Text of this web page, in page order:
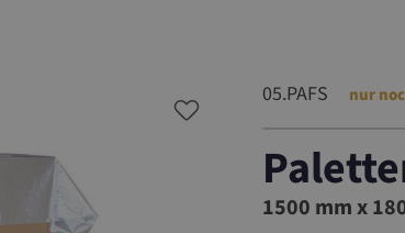
05.PAFS nur
05.PAFS
1500 mm x